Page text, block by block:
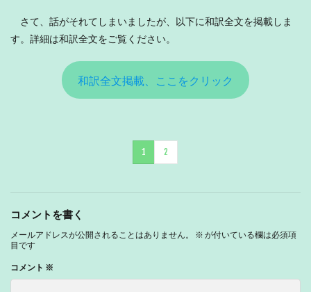
さて、話がそれてしまいましたが、以下に和訳全文を掲載しま
す。詳細は和訳全文をご覧ください。
和訳全文掲載、ここをクリック
1 2
コメントを書く
メールアドレスが公開されることはありません。 ※ が付いている欄は必須項
目です
コメント ※